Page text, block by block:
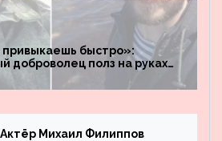
привыкаешь быстро»:
доброволец полз на руках
через заминированное
Актёр Михаил Филиппов